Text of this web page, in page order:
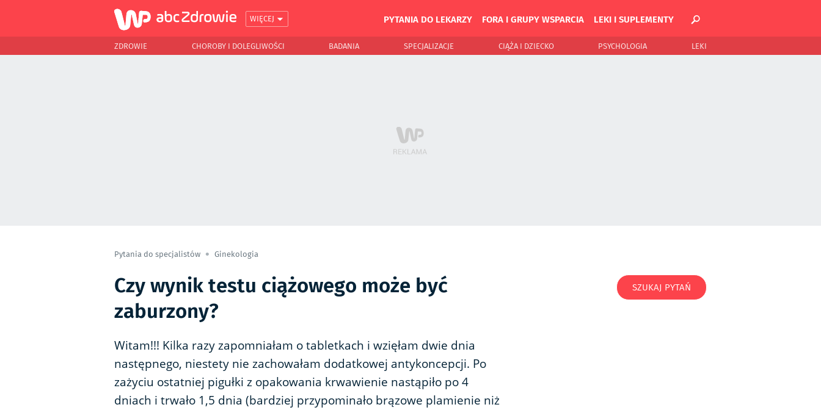
WIĘCEJ PYTANIA DO LEKARZY FORA I GRUPY WSPARCIA LEKI I SUPLEMENTY
ZDROWIE CHOROBY I DOLEGLIWOŚCI BADANIA SPECJALIZACJE CIĄŻA I DZIECKO PSYCHOLOGIA LEKI
Pytania do specjalistów Ginekologia
Czy wynik testu ciążowego może być
zaburzony?
Witam!!! Kilka razy zapomniałam o tabletkach i wzięłam dwie dnia
następnego, niestety nie zachowałam dodatkowej antykoncepcji. Po
zażyciu ostatniej pigułki z opakowania krwawienie nastąpiło po 4
dniach i trwało 1,5 dnia (bardziej przypominało brązowe plamienie niż
SZUKAJ PYTAŃ